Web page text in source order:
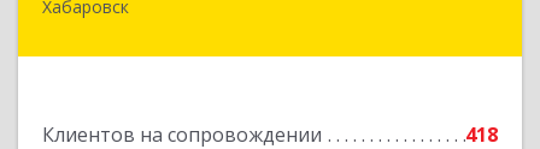
Хабаровск
Клиентов на сопровождении
418
680000, Хабаровский край, Хабаровск г,